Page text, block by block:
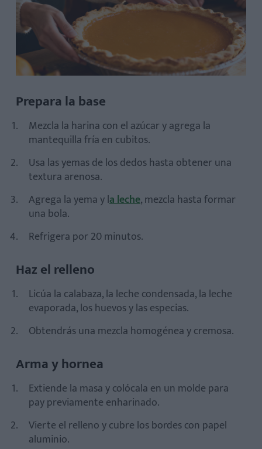
Prepara la base
Mezcla la harina con el azúcar y agrega la
mantequilla fría en cubitos.
Usa las yemas de los dedos hasta obtener una
textura arenosa.
Agrega la yema y la leche, mezcla hasta formar
una bola.
Refrigera por 20 minutos.
Haz el relleno
Licúa la calabaza, la leche condensada, la leche
evaporada, los huevos y las especias.
Obtendrás una mezcla homogénea y cremosa.
Arma y hornea
Extiende la masa y colócala en un molde para
pay previamente enharinado.
Vierte el relleno y cubre los bordes con papel
aluminio.